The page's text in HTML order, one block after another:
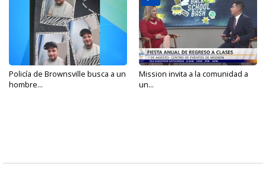
Policía de Brownsville busca a un
hombre...
Mission invita a la comunidad a
un...